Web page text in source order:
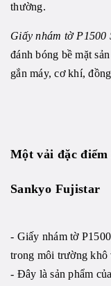
thường.
Giấy nhám tờ P1500
đánh bóng bề mặt
gắn máy, cơ khí,
Một vải đặc
Sankyo Fujistar
- Giấy nhám tờ
trong môi trường
- Đây là sản phẩm